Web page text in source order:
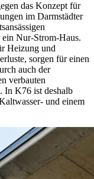
das Konzept für
im Darmstädter
Nur-Strom-Haus.
Heizung und
sorgen für einen
auch der
verbauten
In K76 ist deshalb
und einem